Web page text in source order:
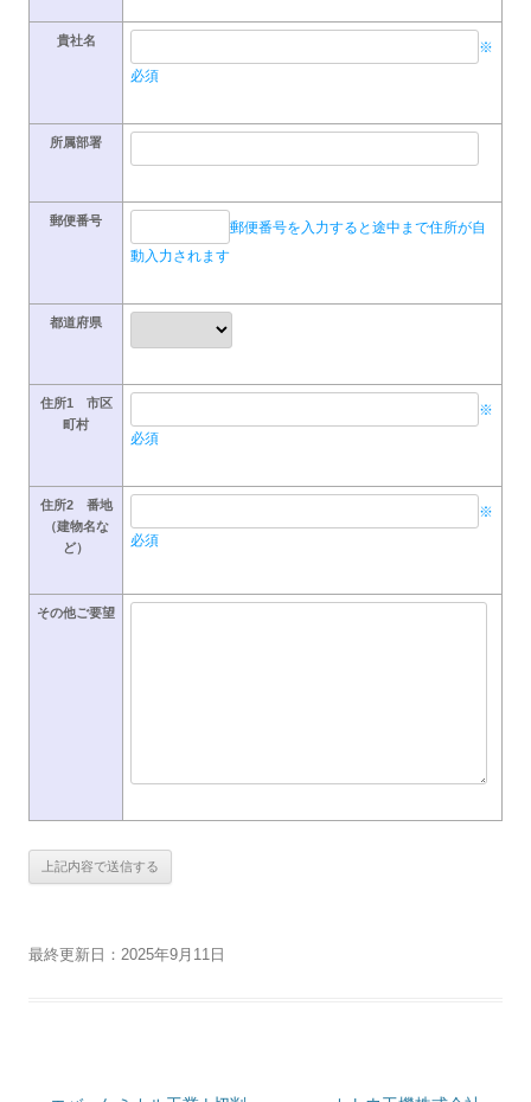
貴社名
※
必須
所属部署
郵便番号
郵便番号を入力すると途中まで住所が自
動入力されます
都道府県
住所1 市区
町村
※
必須
住所2 番地
（建物名な
ど）
※
必須
その他ご要望
最終更新日：2025年9月11日